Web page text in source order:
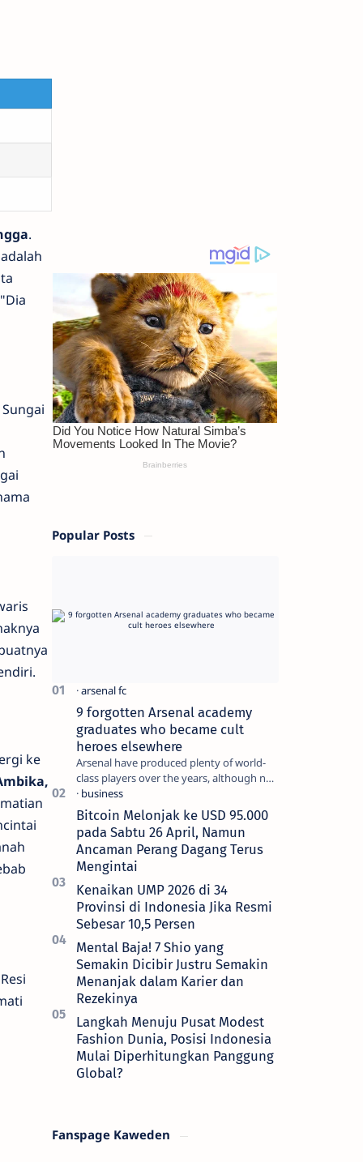
.
ke
Popular Posts
9 forgotten Arsenal academy
graduates who became cult
heroes elsewhere
Arsenal have produced plenty of world-
class players over the years, although not
all of them make the grade at the
Emirates. For every Tony Ada…
Bitcoin Melonjak ke USD 95.000
pada Sabtu 26 April, Namun
Ancaman Perang Dagang Terus
Mengintai
Kenaikan UMP 2026 di 34
Provinsi di Indonesia Jika Resmi
Sebesar 10,5 Persen
Mental Baja! 7 Shio yang
Semakin Dicibir Justru Semakin
Menanjak dalam Karier dan
Rezekinya
Langkah Menuju Pusat Modest
Fashion Dunia, Posisi Indonesia
Mulai Diperhitungkan Panggung
Global?
Fanspage Kaweden